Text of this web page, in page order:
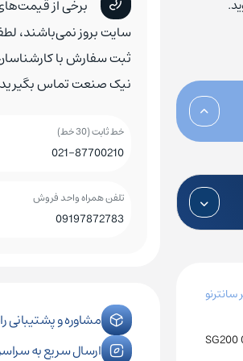
کلید اتوماتیک چینت
رله فیندر
رله فونیکس
رله امرن
سانترنو
SG200
برخی از
سایت بروز نمی‌باشند،
ثبت سفارش با
نیک صنعت تماس
خط ثابت (30 خط)
021-87700210
تلفن همراه واحد فروش
09197872783
مشاوره و پشتیبانی
ارسال سریع به